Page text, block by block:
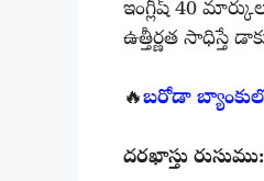
ఇంగ్లీష్ 40
ఉత్తీర్ణత సాధిస్తే
🔥బరోడా
దరఖాస్తు రుసుము: